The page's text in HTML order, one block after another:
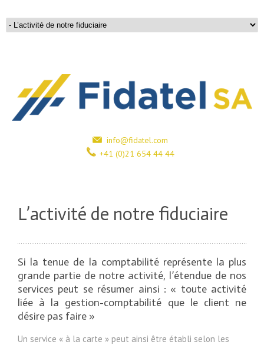
info@fidatel.com
+41 (0)21 654 44 44
L’activité de notre fiduciaire
Si la tenue de la comptabilité représente la plus
grande partie de notre activité, l’étendue de nos
services peut se résumer ainsi : « toute activité
liée à la gestion-comptabilité que le client ne
désire pas faire »
Un service « à la carte » peut ainsi être établi selon les